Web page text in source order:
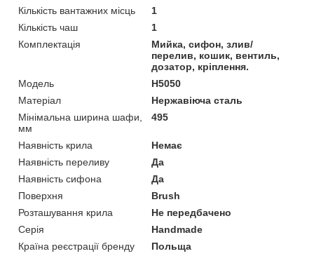
Кількість вантажних місць
1
Кількість чаш
1
Комплектація
Мийка, сифон, злив/
перелив, кошик, вентиль,
дозатор, кріплення.
Мoдель
H5050
Матеріал
Нержавіюча сталь
Мінімальна ширина шафи,
мм
495
Наявність крила
Немає
Наявність переливу
Да
Наявність сифона
Да
Поверхня
Brush
Розташування крила
Не передбачено
Серія
Handmade
Країна реєстрації бренду
Польща